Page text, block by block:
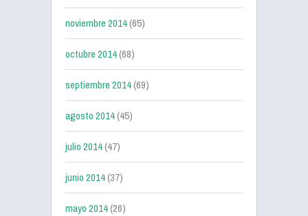
noviembre 2014(65)
octubre 2014(68)
septiembre 2014(69)
agosto 2014(45)
julio 2014(47)
junio 2014(37)
mayo 2014(26)